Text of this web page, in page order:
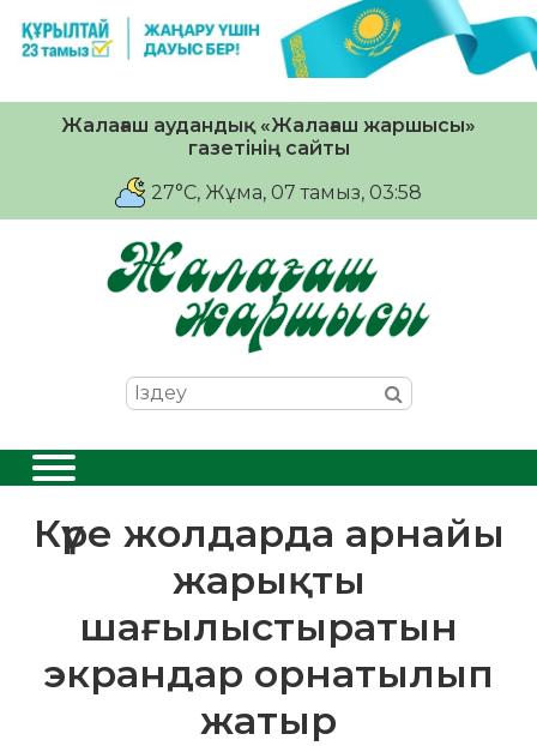
Жалағаш аудандық «Жалағаш жаршысы»
газетінің сайты
27°C, Жұма, 07 тамыз, 03:58
Күре жолдарда арнайы
жарықты
шағылыстыратын
экрандар орнатылып
жатыр